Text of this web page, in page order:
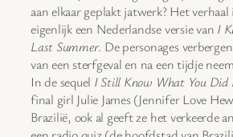
aan elkaar geplakt jatwerk? Het
eigenlijk een Nederlandse versie van I
Last Summer. De personages
van een sterfgeval en na een tijdje
In de sequel I Still Know What You Did
final girl Julie James (Jennifer Love
Brazilië, ook al geeft ze het verkeerde